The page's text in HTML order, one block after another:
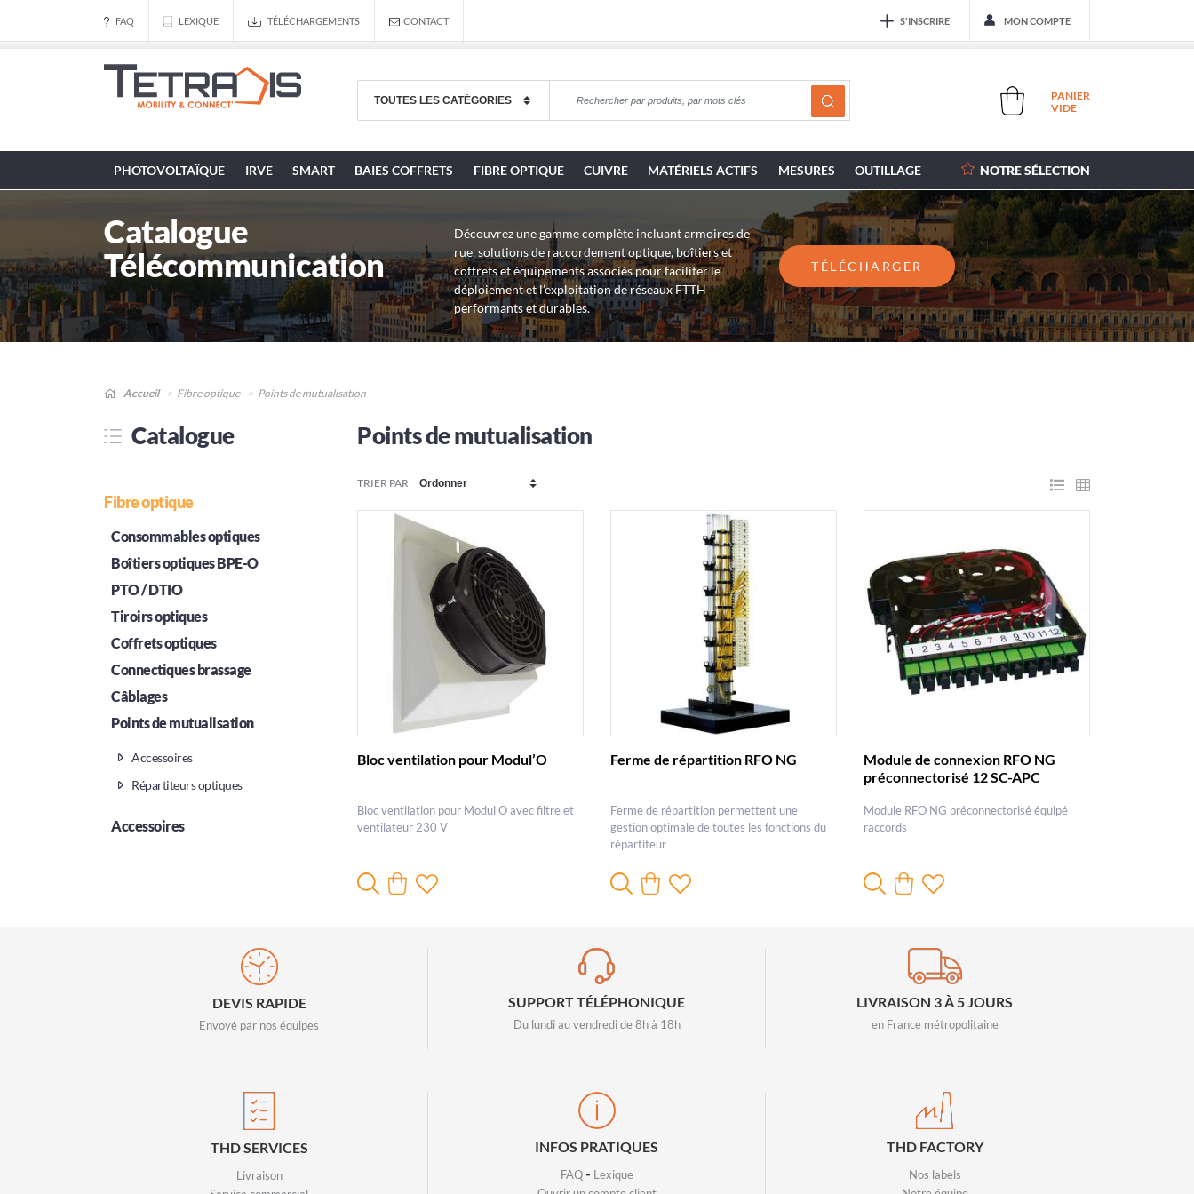
FAQ LEXIQUE TÉLÉCHARGEMENTS CONTACT S'INSCRIRE MON COMPTE
PANIER
VIDE
PHOTOVOLTAÏQUE IRVE SMART BAIES COFFRETS FIBRE OPTIQUE CUIVRE MATÉRIELS ACTIFS MESURES OUTILLAGE NOTRE SÉLECTION
Catalogue
Télécommunication
Découvrez une gamme complète incluant armoires de
rue, solutions de raccordement optique, boîtiers et
coffrets et équipements associés pour faciliter le
déploiement et l’exploitation de réseaux FTTH
performants et durables.
TÉLÉCHARGER
Accueil Fibre optique Points de mutualisation
Catalogue
Fibre optique
Consommables optiques
Boîtiers optiques BPE-O
PTO / DTIO
Tiroirs optiques
Coffrets optiques
Connectiques brassage
Câblages
Points de mutualisation
Accessoires
Répartiteurs optiques
Accessoires
Points de mutualisation
TRIER PAR
Bloc ventilation pour Modul’O
Bloc ventilation pour Modul'O avec filtre et
ventilateur 230 V
Ferme de répartition RFO NG
Ferme de répartition permettent une
gestion optimale de toutes les fonctions du
répartiteur
Module de connexion RFO NG
préconnectorisé 12 SC-APC
Module RFO NG préconnectorisé équipé
raccords
DEVIS RAPIDE
Envoyé par nos équipes
SUPPORT TÉLÉPHONIQUE
Du lundi au vendredi de 8h à 18h
LIVRAISON 3 À 5 JOURS
en France métropolitaine
THD SERVICES
Livraison
INFOS PRATIQUES
FAQ- Lexique
THD FACTORY
Nos labels